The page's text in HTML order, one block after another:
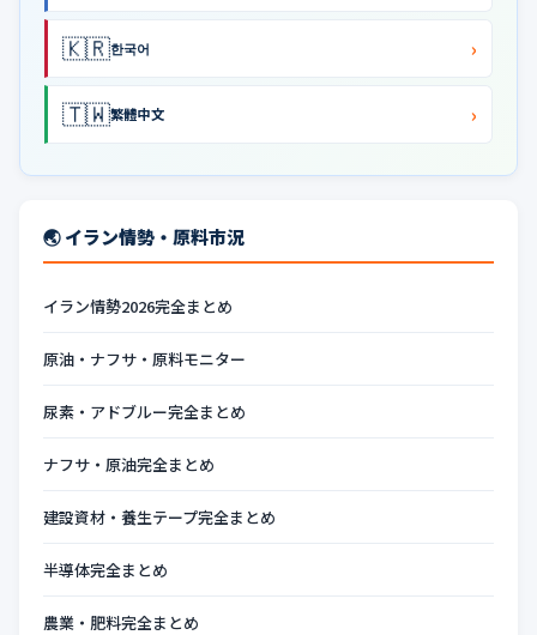
🇰🇷한국어 ›
🇹🇼繁體中文 ›
🌏 イラン情勢・原料市況
イラン情勢2026完全まとめ
原油・ナフサ・原料モニター
尿素・アドブルー完全まとめ
ナフサ・原油完全まとめ
建設資材・養生テープ完全まとめ
半導体完全まとめ
農業・肥料完全まとめ